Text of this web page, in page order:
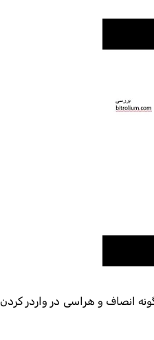
انصاف و هراسی در واردر کردن